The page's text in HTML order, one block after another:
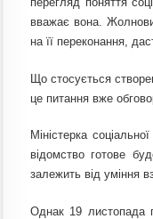
вважає вона.
на її переконання,
Що стосується
це питання вже
Міністерка
відомство готове
залежить від уміння
Однак 19 листопада